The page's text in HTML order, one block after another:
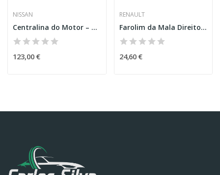
NISSAN
Centralina do Motor – NISSAN QASHQAI II (J11)
123,00 €
RENAULT
Farolim da Mala Direito – RENAULT CAPTUR I...
24,60 €